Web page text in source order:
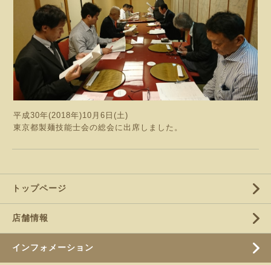
平成30年(2018年)10月6日(土)
東京都製麺技能士会の総会に出席しました。
トップページ
店舗情報
インフォメーション